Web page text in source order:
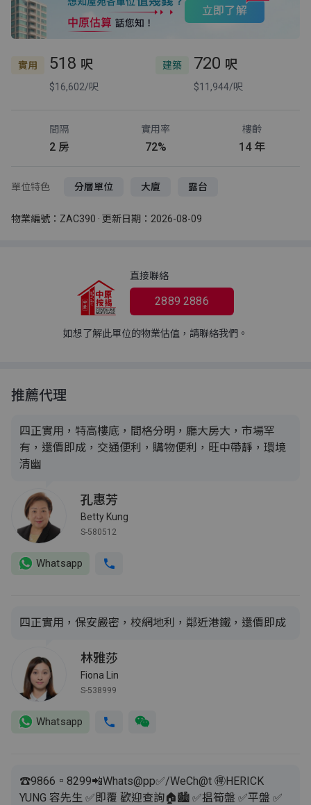
立即了解
實用 518 呎
$16,602/呎
建築 720 呎
$11,944/呎
間隔
2 房
實用率
72%
樓齡
14 年
單位特色 分層單位 大廈 露台
物業編號：ZAC390 · 更新日期：2026-08-09
直接聯絡
2889 2886
如想了解此單位的物業估值，請聯絡我們。
推薦代理
四正實用，特高樓底，間格分明，廳大房大，市場罕
有，還價即成，交通便利，購物便利，旺中帶靜，環境
清幽
孔惠芳
Betty Kung
S-580512
Whatsapp
四正實用，保安嚴密，校網地利，鄰近港鐵，還價即成
林雅莎
Fiona Lin
S-538999
Whatsapp
☎️9866▫️8299📲Whats@pp✅️/WeCh@t 🉐️HERICK
YUNG 容先生 ✅️即覆 歡迎查詢🏠🏙 ✅️揾筍盤 ✅️平盤 ✅️